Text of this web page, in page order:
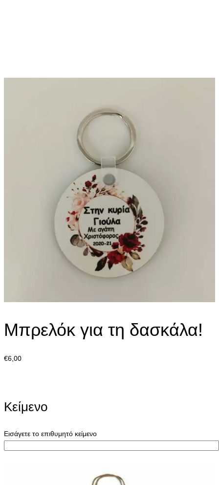
Μπρελόκ για τη δασκάλα!
€6,00
Κείμενο
Εισάγετε το επιθυμητό κείμενο